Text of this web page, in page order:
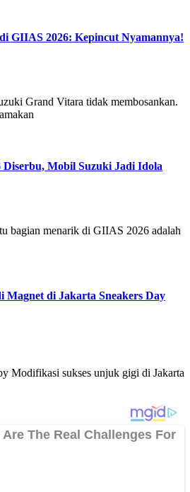
GIIAS 2026: Kepincut Nyamannya!
Grand Vitara tidak membosankan.
Mobil Suzuki Jadi Idola
bagian menarik di GIIAS 2026 adalah
Magnet di Jakarta Sneakers Day
Modifikasi sukses unjuk gigi di Jakarta